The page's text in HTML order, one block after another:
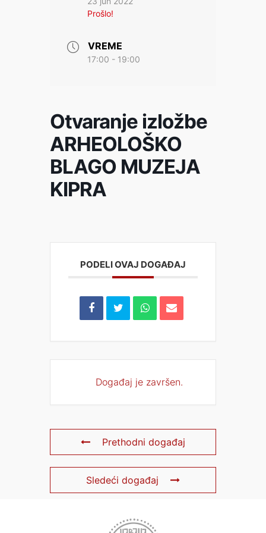
Prošlo!
VREME
17:00 - 19:00
Otvaranje izložbe
ARHEOLOŠKO
BLAGO MUZEJA
KIPRA
PODELI OVAJ DOGAĐAJ
Događaj je završen.
Prethodni događaj
Sledeći događaj